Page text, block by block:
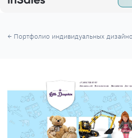
← Портфолио индивидуальных